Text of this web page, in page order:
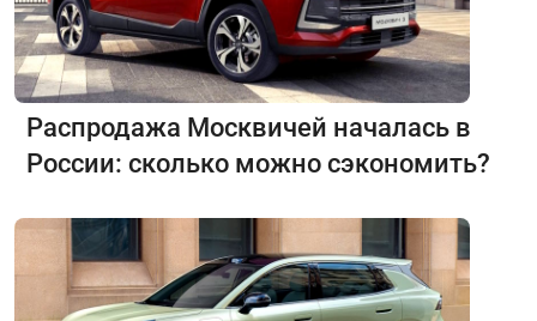
Распродажа Москвичей началась в
России: сколько можно сэкономить?